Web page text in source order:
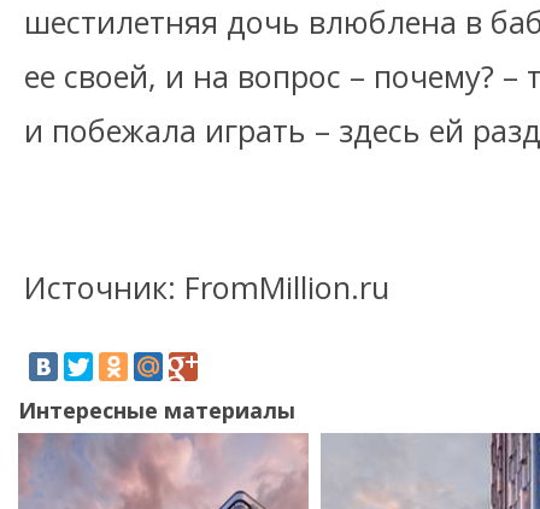
шестилетняя дочь влюблена в
ее своей, и на вопрос – почему?
и побежала играть – здесь ей
Источник: FromMillion.ru
Интересные материалы